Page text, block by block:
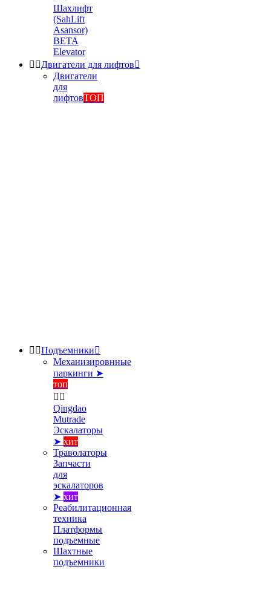
Шахлифт
(SahLift
Asansor)
BETA
Elevator
 Двигатели для лифтов
Двигатели
для
лифтовТОП
 Подъемники
Механизировнные
паркинги ➤
топ
 
Qingdao
Mutrade
Эскалаторы
➤ хит
Траволаторы
Запчасти
для
эскалаторов
➤ хит
Реабилитационная
техника
Платформы
подъемные
Шахтные
подъемники